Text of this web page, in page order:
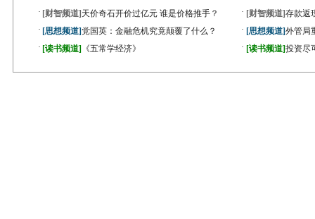
· [财智频道] 天价奇石开价过亿元 谁是价格推手？ · [财智频道]存款返
· [思想频道]党国英：金融危机究竟颠覆了什么？ · [思想频道]外管局
· [读书频道] 《五常学经济》 · [读书频道]投资尽